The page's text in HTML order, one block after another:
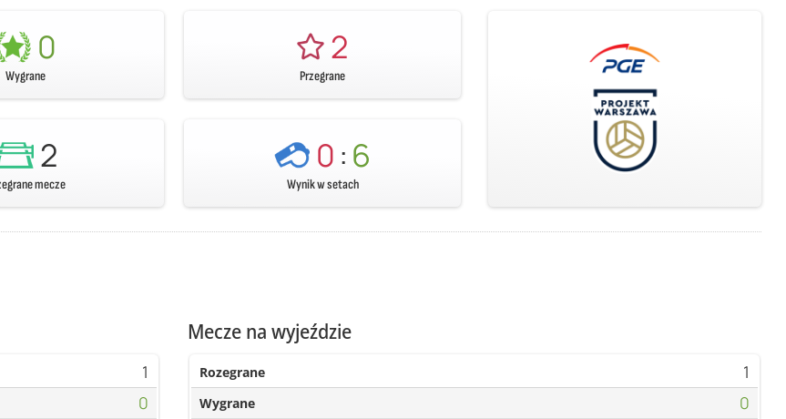
0
Wygrane
2
Przegrane
2
mecze
0:6
Wynik w setach
1
0
Mecze na wyjeździe
Rozegrane 1
Wygrane 0